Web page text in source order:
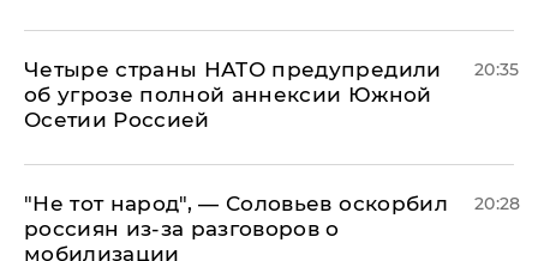
Четыре страны НАТО предупредили
об угрозе полной аннексии Южной
Осетии Россией
20:35
​"Не тот народ", — Соловьев оскорбил
россиян из-за разговоров о
мобилизации
20:28